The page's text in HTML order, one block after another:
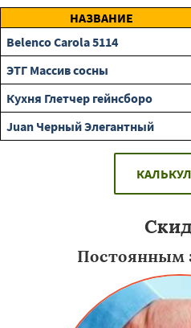
НАЗВАНИЕ
Belenco Carola 5114
ЭТГ Массив сосны
Кухня Глетчер гейнсборо
Juan Черный Элегантный
Постоянным